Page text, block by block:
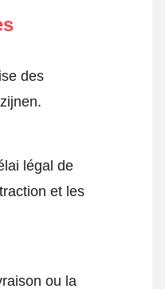
des
légal de
et les
ou la